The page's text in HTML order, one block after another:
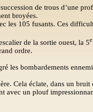
de trous d’une
broyées.
les 105 fusants. Ces
de la sortie ouest, la 5e
ordre.
bombardements
Cela éclate, dans un
avec un plouf